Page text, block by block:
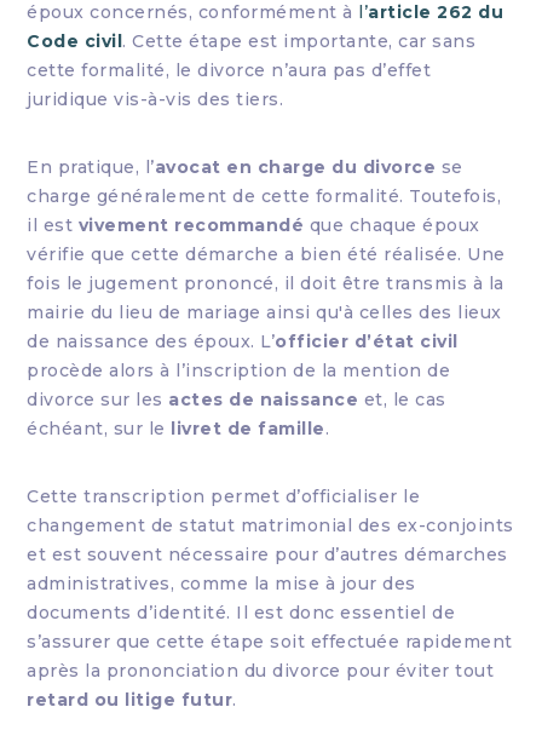
époux concernés, conformément à l’article 262 du
Code civil. Cette étape est importante, car sans
cette formalité, le divorce n’aura pas d’effet
juridique vis-à-vis des tiers.
En pratique, l’avocat en charge du divorce se
charge généralement de cette formalité. Toutefois,
il est vivement recommandé que chaque époux
vérifie que cette démarche a bien été réalisée. Une
fois le jugement prononcé, il doit être transmis à la
mairie du lieu de mariage ainsi qu'à celles des lieux
de naissance des époux. L’officier d’état civil
procède alors à l’inscription de la mention de
divorce sur les actes de naissance et, le cas
échéant, sur le livret de famille.
Cette transcription permet d’officialiser le
changement de statut matrimonial des ex-conjoints
et est souvent nécessaire pour d’autres démarches
administratives, comme la mise à jour des
documents d’identité. Il est donc essentiel de
s’assurer que cette étape soit effectuée rapidement
après la prononciation du divorce pour éviter tout
retard ou litige futur.